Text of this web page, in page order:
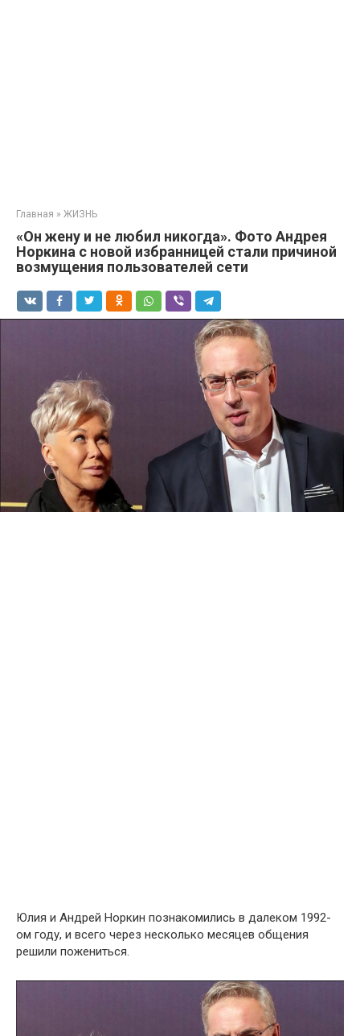
Главная » ЖИЗНЬ
«Он жену и не любил никогда». Фото Андрея
Норкина с новой избранницей стали причиной
возмущения пользователей сети
Юлия и Андрей Норкин познакомились в далеком 1992-
ом году, и всего через несколько месяцев общения
решили пожениться.